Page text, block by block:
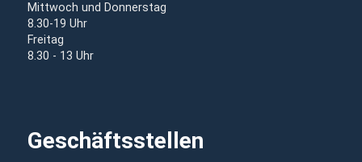
Mittwoch und Donnerstag
8.30-19 Uhr
Freitag
8.30 - 13 Uhr
Geschäftsstellen